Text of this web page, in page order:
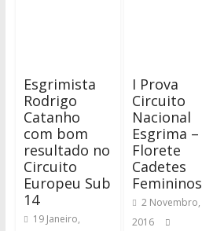
Esgrimista
Rodrigo
Catanho
com bom
resultado no
Circuito
Europeu Sub
14
19 Janeiro,
I Prova
Circuito
Nacional
Esgrima –
Florete
Cadetes
Femininos
2 Novembro,
2016